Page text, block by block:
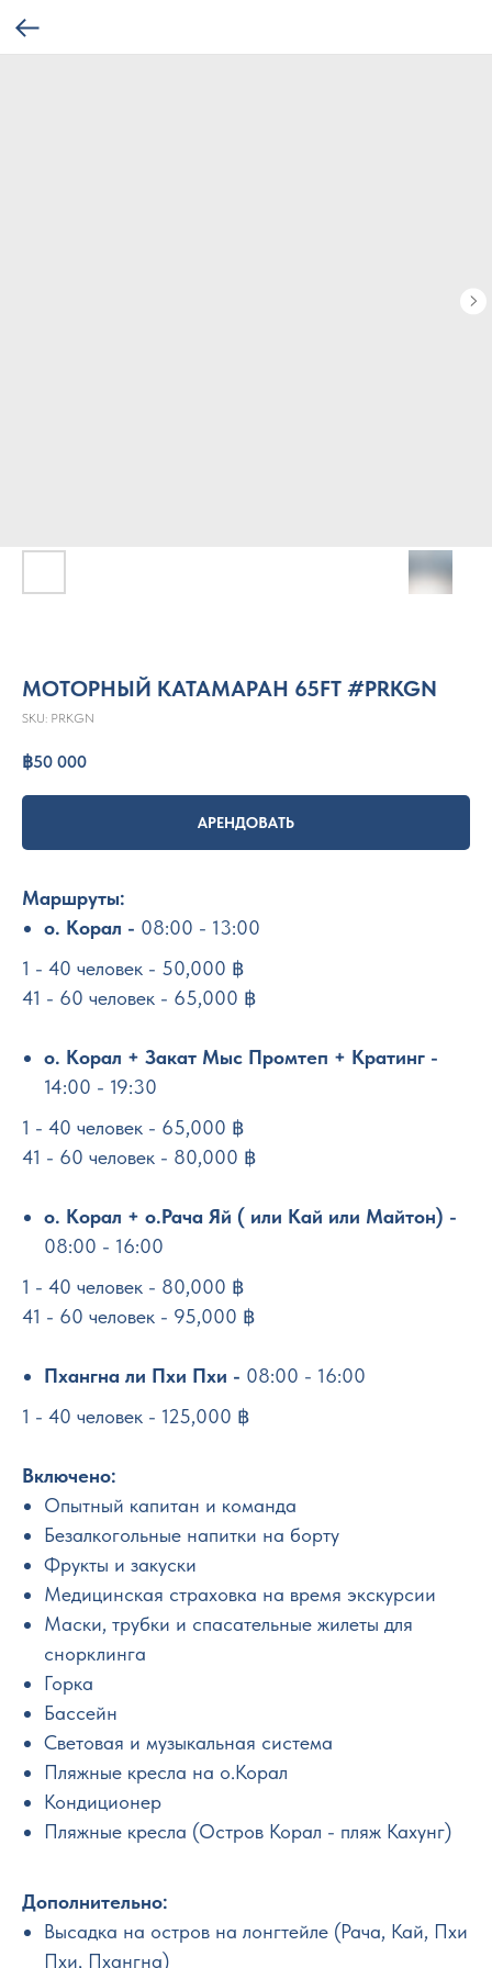
МОТОРНЫЙ КАТАМАРАН 65FT #PRKGN
SKU: PRKGN
฿50 000
АРЕНДОВАТЬ
Маршруты:
о. Корал - 08:00 - 13:00
1 - 40 человек - 50,000 ฿
41 - 60 человек - 65,000 ฿
о. Корал + Закат Мыс Промтеп + Кратинг -
14:00 - 19:30
1 - 40 человек - 65,000 ฿
41 - 60 человек - 80,000 ฿
о. Корал + о.Рача Яй ( или Кай или Майтон) -
08:00 - 16:00
1 - 40 человек - 80,000 ฿
41 - 60 человек - 95,000 ฿
Пхангна ли Пхи Пхи - 08:00 - 16:00
1 - 40 человек - 125,000 ฿
Включено:
Опытный капитан и команда
Безалкогольные напитки на борту
Фрукты и закуски
Медицинская страховка на время экскурсии
Маски, трубки и спасательные жилеты для
снорклинга
Горка
Бассейн
Световая и музыкальная система
Пляжные кресла на о.Корал
Кондиционер
Пляжные кресла (Остров Корал - пляж Кахунг)
Дополнительно:
Высадка на остров на лонгтейле (Рача, Кай, Пхи
Пхи, Пхангна)